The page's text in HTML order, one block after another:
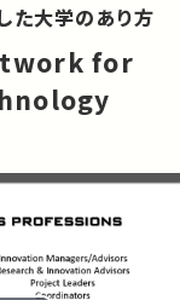
た大学のあり方
for